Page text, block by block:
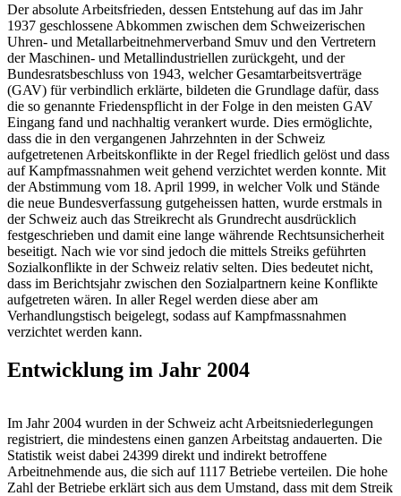
Der absolute Arbeitsfrieden, dessen Entstehung auf das im Jahr
1937 geschlossene Abkommen zwischen dem Schweizerischen
Uhren- und Metallarbeitnehmerverband Smuv und den Vertretern
der Maschinen- und Metallindustriellen zurückgeht, und der
Bundesratsbeschluss von 1943, welcher Gesamtarbeitsverträge
(GAV) für verbindlich erklärte, bildeten die Grundlage dafür, dass
die so genannte Friedenspflicht in der Folge in den meisten GAV
Eingang fand und nachhaltig verankert wurde. Dies ermöglichte,
dass die in den vergangenen Jahrzehnten in der Schweiz
aufgetretenen Arbeitskonflikte in der Regel friedlich gelöst und dass
auf Kampfmassnahmen weit gehend verzichtet werden konnte. Mit
der Abstimmung vom 18. April 1999, in welcher Volk und Stände
die neue Bundesverfassung gutgeheissen hatten, wurde erstmals in
der Schweiz auch das Streikrecht als Grundrecht ausdrücklich
festgeschrieben und damit eine lange währende Rechtsunsicherheit
beseitigt. Nach wie vor sind jedoch die mittels Streiks geführten
Sozialkonflikte in der Schweiz relativ selten. Dies bedeutet nicht,
dass im Berichtsjahr zwischen den Sozialpartnern keine Konflikte
aufgetreten wären. In aller Regel werden diese aber am
Verhandlungstisch beigelegt, sodass auf Kampfmassnahmen
verzichtet werden kann.
Entwicklung im Jahr 2004
Im Jahr 2004 wurden in der Schweiz acht Arbeitsniederlegungen
registriert, die mindestens einen ganzen Arbeitstag andauerten. Die
Statistik weist dabei 24399 direkt und indirekt betroffene
Arbeitnehmende aus, die sich auf 1117 Betriebe verteilen. Die hohe
Zahl der Betriebe erklärt sich aus dem Umstand, dass mit dem Streik